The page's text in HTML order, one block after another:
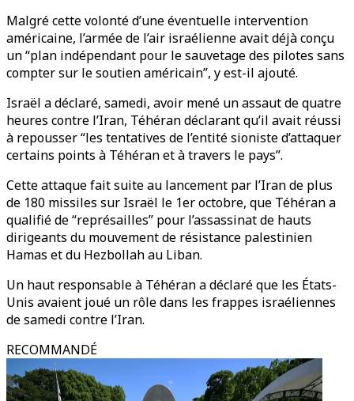
Malgré cette volonté d’une éventuelle intervention
américaine, l’armée de l’air israélienne avait déjà conçu
un “plan indépendant pour le sauvetage des pilotes sans
compter sur le soutien américain”, y est-il ajouté.
Israël a déclaré, samedi, avoir mené un assaut de quatre
heures contre l’Iran, Téhéran déclarant qu’il avait réussi
à repousser “les tentatives de l’entité sioniste d’attaquer
certains points à Téhéran et à travers le pays”.
Cette attaque fait suite au lancement par l’Iran de plus
de 180 missiles sur Israël le 1er octobre, que Téhéran a
qualifié de “représailles” pour l’assassinat de hauts
dirigeants du mouvement de résistance palestinien
Hamas et du Hezbollah au Liban.
Un haut responsable à Téhéran a déclaré que les États-
Unis avaient joué un rôle dans les frappes israéliennes
de samedi contre l’Iran.
RECOMMANDÉ